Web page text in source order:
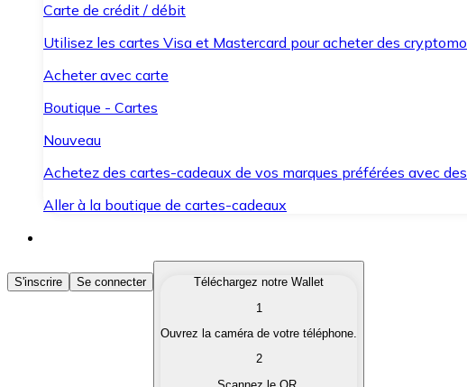
Carte de crédit / débit
Utilisez les cartes Visa et Mastercard pour acheter des
Acheter avec carte
Boutique - Cartes
Nouveau
Achetez des cartes-cadeaux de vos marques préférées avec
Aller à la boutique de cartes-cadeaux
Acheter des Cryptomonnaies
Achetez les cryptomonnaies qui vous intéressent rapidement et
Convertissez vos cryptomonnaies en monnaie fiduciaire lorsque
S'inscrire Se connecter
Téléchargez notre Wallet
1
Ouvrez la caméra de votre téléphone.
2